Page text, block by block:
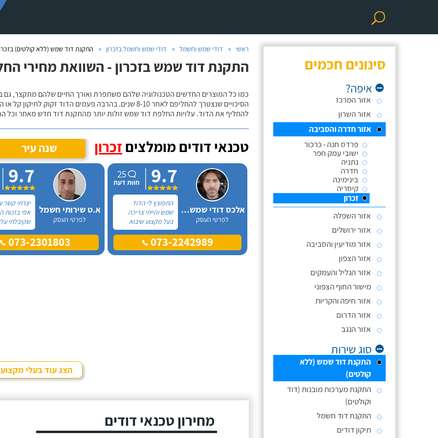
סינונים חכמים
איפה?
אזור המרכז
אזור השרון
אזור חדרה והסביבה
פרדס חנה - כרכור
ישובי עמק חפר
נתניה
חדרה
בינימינה
קיסריה
זכרון
אזור השפלה
אזור ירושלים
אזור מודיעין והסביבה
אזור הצפון
אזור הגליל והעמקים
מישור החוף הצפוני
אזור חיפה והקריות
אזור הדרום
אזור הנגב
סוג שירות
התקנת דוד שמש (ללא
קולטים)
התקנת מערכות מובנות (דוד
וקולטים)
התקנת דוד חשמל
תיקון דודים
ראשי דודי שמש וחשמל דודי שמש וחשמל בזכרון התקנת דוד שמש (ללא קולטים)
התקנת דוד שמש בזכרון - השוואת מחירי
כמו כל המוצרים החדשים הטכנולוגיה שלהם משתפרת ואורך החיים שלהם מתקצר, גם
הסיכויים שנצטרך להחליפם לאחר 8-10 שנים. בהרבה פעמים
להחליף את הדוד. עלויות החלפת דוד שמש זולות יותר מהתקנת דוד חדש מאחר וכל
טכנאי דודים מומלצים זכרון שנה עיר
אלכס דודי שמש וחשמל
לפרטי העסק
9.7
25
חוות דעת
התפוצץ לי הדוד
שמש והייתי צריכה
בעל מקצוע שיבוא
לתקן, כתבתי בגוגל
טכנאי דודים ואז
הגעתי לקבוצה של073-2242989
א.ט שירותי חשמל
לפרטי העסק
9.7
יצרתי קשר
אפי בזכות
שקיבלתי
מקצוע אחר
דבר,
לטובה
073-2301803
הצג עוד בעלי מקצוע
מחירון טכנאי דודים